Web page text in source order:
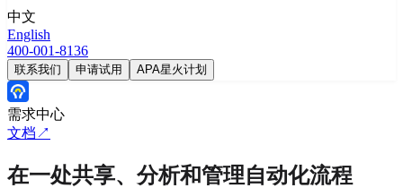
中文
English
400-001-8136
联系我们 申请试用 APA星火计划
需求中心
文档↗
在一处共享、分析和管理自动化流程